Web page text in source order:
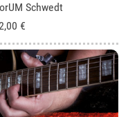
Schwedt
€